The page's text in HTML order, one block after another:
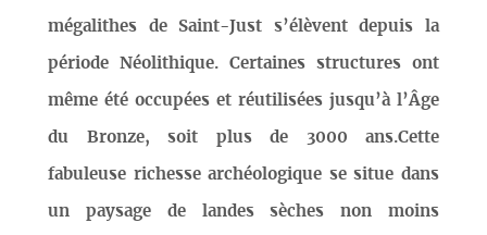
mégalithes de Saint-Just s’élèvent depuis la
période Néolithique. Certaines structures ont
même été occupées et réutilisées jusqu’à l’Âge
du Bronze, soit plus de 3000 ans.Cette
fabuleuse richesse archéologique se situe dans
un paysage de landes sèches non moins